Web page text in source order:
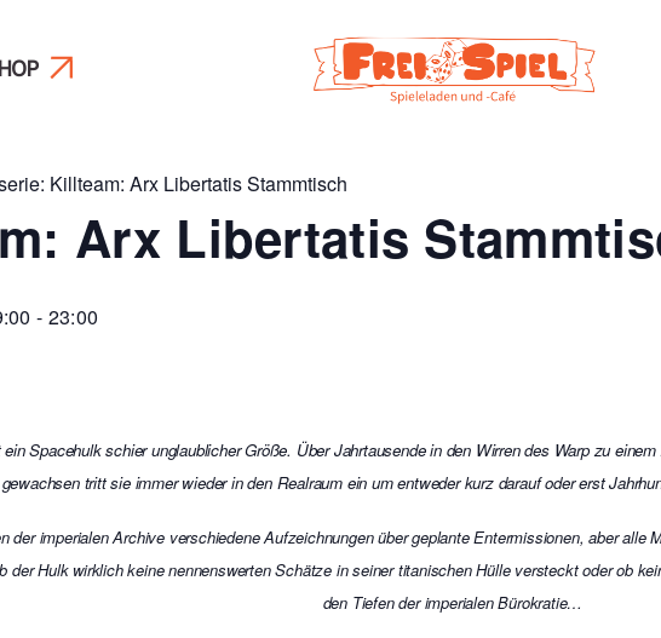
Killteam: Arx Libertatis Stammtisch
Arx Libertatis
- 23:00
Spacehulk schier unglaublicher Größe. Über Jahrtausende in den Wirren des Warp zu
tritt sie immer wieder in den Realraum ein um entweder kurz darauf oder erst
der imperialen Archive verschiedene Aufzeichnungen über geplante Entermissionen, aber alle
der Hulk wirklich keine nennenswerten Schätze in seiner titanischen Hülle versteckt oder ob
den Tiefen der imperialen Bürokratie…